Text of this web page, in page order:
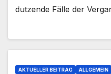
dutzende Fälle der
AKTUELLER BEITRAG ALLGEMEIN